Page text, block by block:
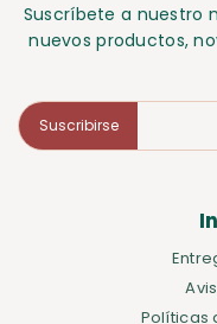
Suscríbete a nuestro
nuevos productos,
Suscribirse
Políticas